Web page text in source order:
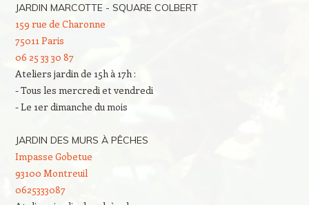
JARDIN MARCOTTE - SQUARE COLBERT
159 rue de Charonne
75011 Paris
06 25 33 30 87
Ateliers jardin de 15h à 17h :
- Tous les mercredi et vendredi
- Le 1er dimanche du mois
JARDIN DES MURS À PÊCHES
Impasse Gobetue
93100 Montreuil
0625333087